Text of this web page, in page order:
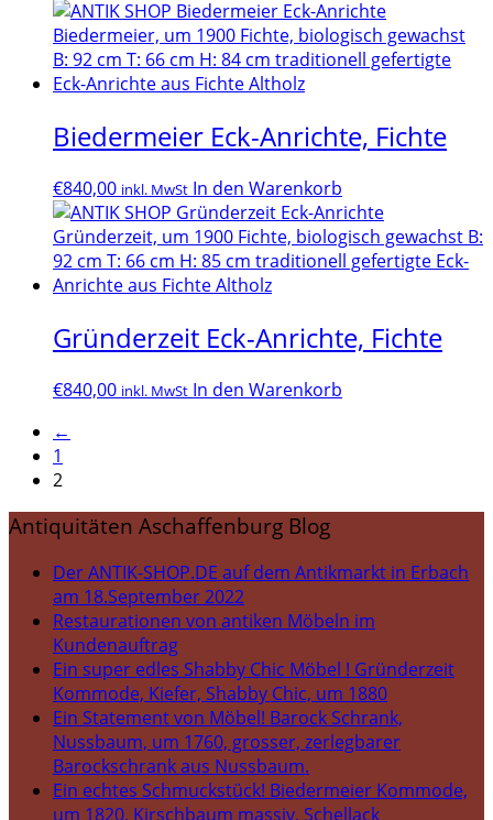
Biedermeier Eck-Anrichte, Fichte
€840,00 inkl. MwSt In den Warenkorb
Gründerzeit Eck-Anrichte, Fichte
€840,00 inkl. MwSt In den Warenkorb
←
1
2
Antiquitäten Aschaffenburg Blog
Der ANTIK-SHOP.DE auf dem Antikmarkt in Erbach
am 18.September 2022
Restaurationen von antiken Möbeln im
Kundenauftrag
Ein super edles Shabby Chic Möbel ! Gründerzeit
Kommode, Kiefer, Shabby Chic, um 1880
Ein Statement von Möbel! Barock Schrank,
Nussbaum, um 1760, grosser, zerlegbarer
Barockschrank aus Nussbaum.
Ein echtes Schmuckstück! Biedermeier Kommode,
um 1820, Kirschbaum massiv, Schellack